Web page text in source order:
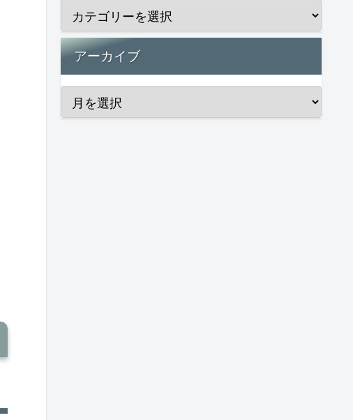
アーカイブ